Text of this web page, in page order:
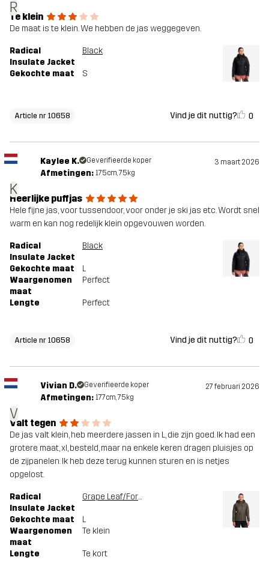
R
Te klein
De maat is te klein. We hebben de jas weggegeven.
Radical
Insulate Jacket
Black
Gekochte maat S
Article nr 10658 Vind je dit nuttig? 0
K
Kaylee K. Geverifieerde koper 3 maart 2026
Afmetingen: 175cm, 75kg
Heerlijke puffjas
Hele fijne jas, voor tussendoor, voor onder je ski jas etc. Wordt snel
warm en kan nog redelijk klein opgevouwen worden.
Radical
Insulate Jacket
Black
Gekochte maat
L
Waargenomen
maat
Perfect
Lengte Perfect
Article nr 10658 Vind je dit nuttig? 0
V
Vivian D. Geverifieerde koper 27 februari 2026
Afmetingen: 177cm, 75kg
Valt tegen
De jas valt klein, heb meerdere jassen in L, die zijn goed. Ik had een
grotere maat, xl, besteld, maar na enkele keren dragen pluisjes op
de zijpanelen. Ik heb deze terug kunnen sturen en is netjes
opgelost.
Radical
Insulate Jacket
Grape Leaf/Forest Night
Gekochte maat
L
Waargenomen
maat
Te klein
Lengte Te kort